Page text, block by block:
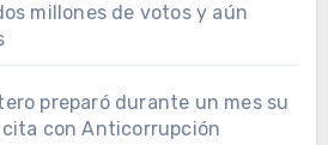
millones de votos y aún
preparó durante un mes su
con Anticorrupción